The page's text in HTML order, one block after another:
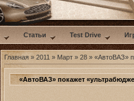
Статьи Test Drive
Главная » 2011 » Март » 28 » «АвтоВАЗ»
«АвтоВАЗ» покажет